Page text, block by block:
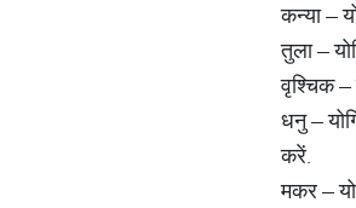
कन्या –
तुला –
वृश्चिक –
धनु –
करें.
मकर –